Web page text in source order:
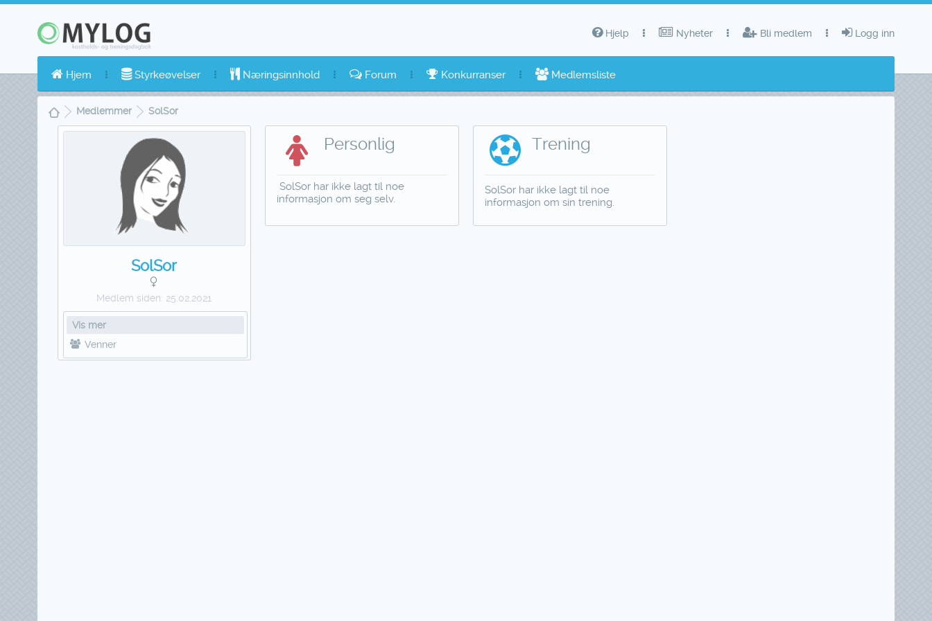
Logg inn
Bli medlem
Nyheter
Hjelp
Hjem Styrkeøvelser Næringsinnhold Forum Konkurranser Medlemsliste
Medlemmer SolSor
SolSor
Medlem siden: 25.02.2021
Vis mer
Venner
Personlig
SolSor har ikke lagt til noe
informasjon om seg selv.
Trening
SolSor har ikke lagt til noe
informasjon om sin trening.